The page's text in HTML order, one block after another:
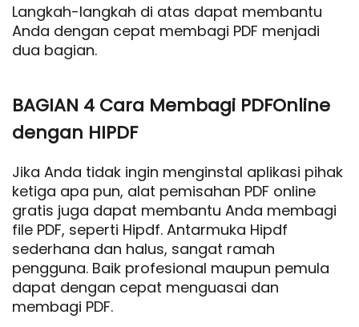
Langkah-langkah di atas dapat membantu
Anda dengan cepat membagi PDF menjadi
dua bagian.
BAGIAN 4 Cara Membagi PDFOnline
dengan HIPDF
Jika Anda tidak ingin menginstal aplikasi pihak
ketiga apa pun, alat pemisahan PDF online
gratis juga dapat membantu Anda membagi
file PDF, seperti Hipdf. Antarmuka Hipdf
sederhana dan halus, sangat ramah
pengguna. Baik profesional maupun pemula
dapat dengan cepat menguasai dan
membagi PDF.